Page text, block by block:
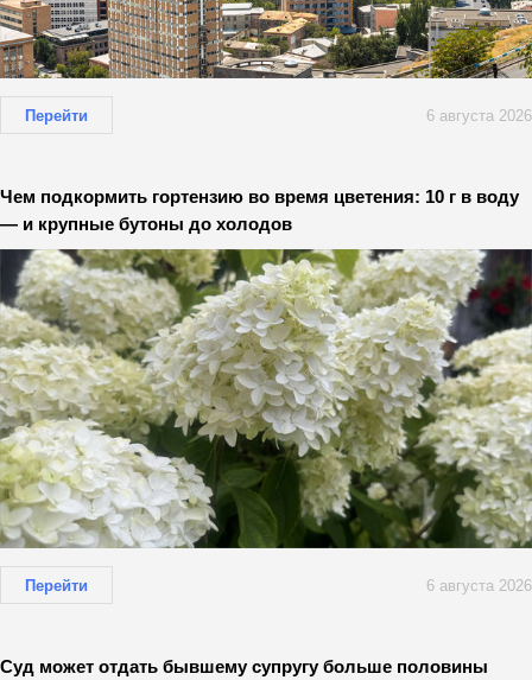
Перейти 6 августа 2026
Чем подкормить гортензию во время цветения: 10 г в воду
— и крупные бутоны до холодов
Перейти 6 августа 2026
Суд может отдать бывшему супругу больше половины